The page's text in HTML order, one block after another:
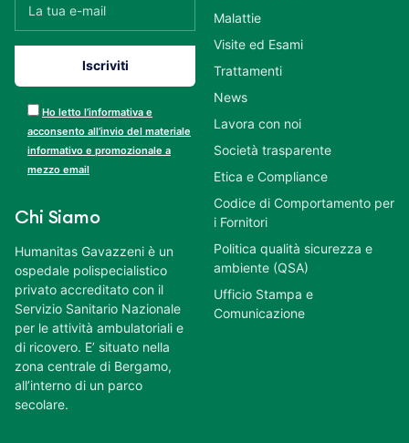
Ho letto l’informativa e
acconsento all’invio del materiale
informativo e promozionale a
mezzo email
Chi Siamo
Humanitas Gavazzeni è un
ospedale polispecialistico
privato accreditato con il
Servizio Sanitario Nazionale
per le attività ambulatoriali e
di ricovero. E’ situato nella
zona centrale di Bergamo,
all’interno di un parco
secolare.
Malattie
Visite ed Esami
Trattamenti
News
Lavora con noi
Società trasparente
Etica e Compliance
Codice di Comportamento per
i Fornitori
Politica qualità sicurezza e
ambiente (QSA)
Ufficio Stampa e
Comunicazione